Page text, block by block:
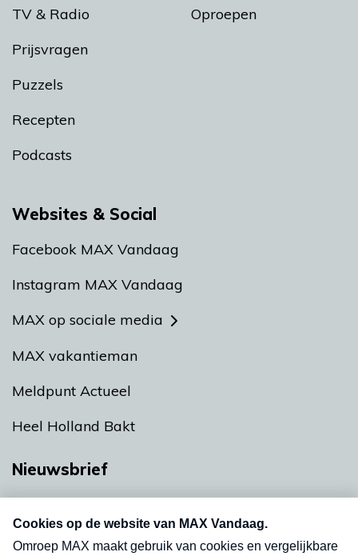
TV & Radio
Prijsvragen
Puzzels
Recepten
Podcasts
Oproepen
Websites & Social
Facebook MAX Vandaag
Instagram MAX Vandaag
MAX op sociale media
MAX vakantieman
Meldpunt Actueel
Heel Holland Bakt
Nieuwsbrief
nieuwsbrief. Elke vrijdag- en dinsdagochtend in
uw mailbox.